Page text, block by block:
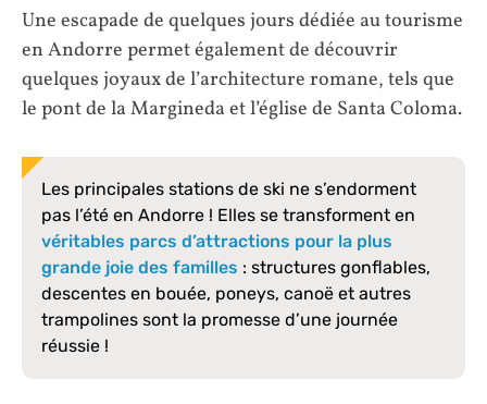
Une escapade de quelques jours dédiée au tourisme
en Andorre permet également de découvrir
quelques joyaux de l’architecture romane, tels que
le pont de la Margineda et l’église de Santa Coloma.
Les principales stations de ski ne s’endorment
pas l’été en Andorre ! Elles se transforment en
véritables parcs d’attractions pour la plus
grande joie des familles : structures gonflables,
descentes en bouée, poneys, canoë et autres
trampolines sont la promesse d’une journée
réussie !